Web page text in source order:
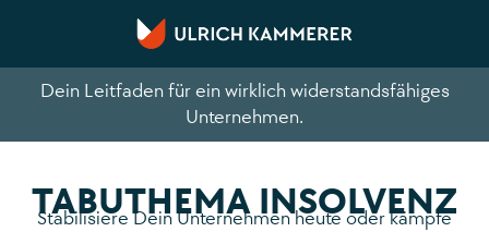
Dein Leitfaden für ein wirklich widerstandsfähiges
Unternehmen.
TABUTHEMA INSOLVENZ
Stabilisiere Dein Unternehmen heute oder kämpfe